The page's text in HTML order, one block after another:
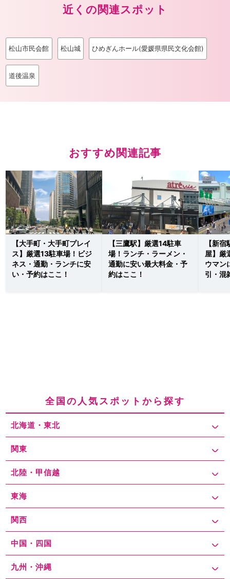
近くの関連スポット
松山市民会館 松山城 ひめぎんホール(愛媛県県民文化会館)
道後温泉
おすすめ関連記事
【大手町・大手町プレイ
ス】厳選13駐車場！ビジ
ネス・通勤・ランチに安
い・予約はここ！
【三鷹駅】厳選14駐車
場！ランチ・ラーメン・
通勤に安い最大料金・予
約はここ！
【新
屋】厳
ウマン
引・混
全国の人気スポットから探す
北海道・東北
関東
北陸・甲信越
東海
関西
中国・四国
九州・沖縄